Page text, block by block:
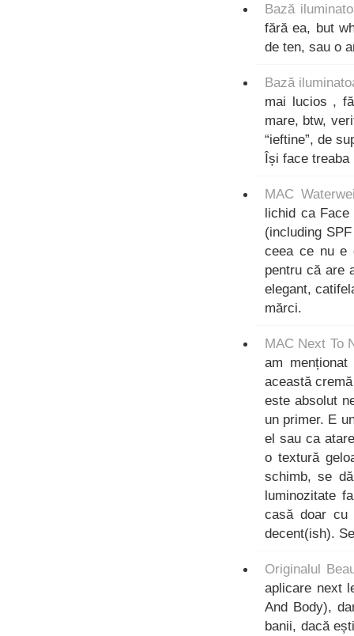
Bază
fără ea, but
de ten, sau o
Bază
mai lucios ,
mare, btw,
“ieftine”, de
Își face treaba
MAC
lichid ca
(including
ceea ce nu e
pentru că are
elegant,
mărci.
MAC Next To
am
această
este absolut
un primer. E
el sau ca
o textură
schimb, se
luminozitate
casă doar
decent(ish).
Originalul
aplicare next
And Body),
banii, dacă